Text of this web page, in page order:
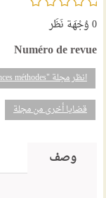
0وُجْهَة نَظَر
Numéro de revue
انظر مجلة "Techniques sciences méthodes"
قضايا أخرى من مجلة
وصف